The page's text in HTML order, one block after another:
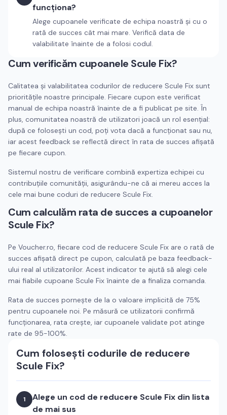
funcționa?
Alege cupoanele verificate de echipa noastră și cu o
rată de succes cât mai mare. Verifică data de
valabilitate înainte de a folosi codul.
Cum verificăm cupoanele Scule Fix?
Calitatea și valabilitatea codurilor de reducere Scule Fix sunt
prioritățile noastre principale. Fiecare cupon este verificat
manual de echipa noastră înainte de a fi publicat pe site. În
plus, comunitatea noastră de utilizatori joacă un rol esențial:
după ce folosești un cod, poți vota dacă a funcționat sau nu,
iar acest feedback se reflectă direct în rata de succes afișată
pe fiecare cupon.
Sistemul nostru de verificare combină expertiza echipei cu
contribuțiile comunității, asigurându-ne că ai mereu acces la
cele mai bune coduri de reducere Scule Fix.
Cum calculăm rata de succes a cupoanelor
Scule Fix?
Pe Voucher.ro, fiecare cod de reducere Scule Fix are o rată de
succes afișată direct pe cupon, calculată pe baza feedback-
ului real al utilizatorilor. Acest indicator te ajută să alegi cele
mai fiabile cupoane Scule Fix înainte de a finaliza comanda.
Rata de succes pornește de la o valoare implicită de 75%
pentru cupoanele noi. Pe măsură ce utilizatorii confirmă
funcționarea, rata crește, iar cupoanele validate pot atinge
rate de 95-100%.
Cum folosești codurile de reducere
Scule Fix?
1 Alege un cod de reducere Scule Fix din lista
de mai sus